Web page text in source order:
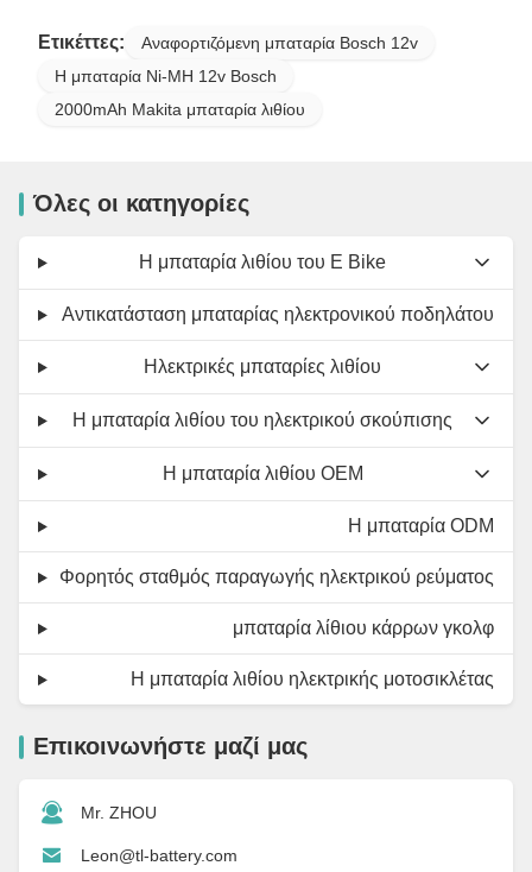
Ετικέττες:
Αναφορτιζόμενη μπαταρία Bosch 12v
Η μπαταρία Ni-MH 12v Bosch
2000mAh Makita μπαταρία λιθίου
Όλες οι κατηγορίες
Η μπαταρία λιθίου του E Bike
Αντικατάσταση μπαταρίας ηλεκτρονικού ποδηλάτου
Ηλεκτρικές μπαταρίες λιθίου
Η μπαταρία λιθίου του ηλεκτρικού σκούπισης
Η μπαταρία λιθίου OEM
Η μπαταρία ODM
Φορητός σταθμός παραγωγής ηλεκτρικού ρεύματος
μπαταρία λίθιου κάρρων γκολφ
Η μπαταρία λιθίου ηλεκτρικής μοτοσικλέτας
Επικοινωνήστε μαζί μας
Mr. ZHOU
Leon@tl-battery.com